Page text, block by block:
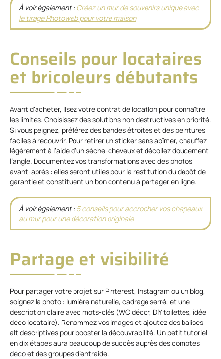
À voir également :Créez un mur de souvenirs unique avec
le tirage Photoweb pour votre maison
Conseils pour locataires
et bricoleurs débutants
Avant d’acheter, lisez votre contrat de location pour connaître
les limites. Choisissez des solutions non destructives en priorité.
Si vous peignez, préférez des bandes étroites et des peintures
faciles à recouvrir. Pour retirer un sticker sans abîmer, chauffez
légèrement à l’aide d’un sèche-cheveux et décollez doucement
l’angle. Documentez vos transformations avec des photos
avant-après : elles seront utiles pour la restitution du dépôt de
garantie et constituent un bon contenu à partager en ligne.
À voir également :5 conseils pour accrocher vos chapeaux
au mur pour une décoration originale
Partage et visibilité
Pour partager votre projet sur Pinterest, Instagram ou un blog,
soignez la photo : lumière naturelle, cadrage serré, et une
description claire avec mots-clés (WC décor, DIY toilettes, idée
déco locataire). Renommez vos images et ajoutez des balises
alt descriptives pour booster la découvrabilité. Un petit tutoriel
en dix étapes aura beaucoup de succès auprès des comptes
déco et des groupes d’entraide.